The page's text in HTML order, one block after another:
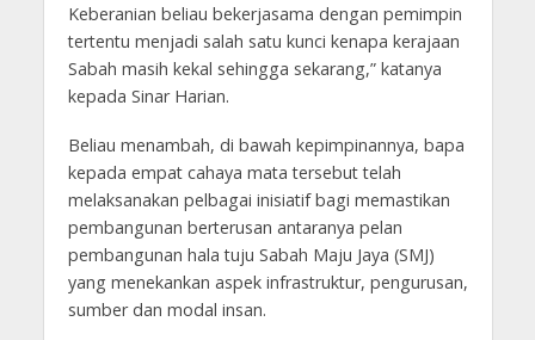
Keberanian beliau bekerjasama dengan pemimpin
tertentu menjadi salah satu kunci kenapa kerajaan
Sabah masih kekal sehingga sekarang,” katanya
kepada Sinar Harian.
Beliau menambah, di bawah kepimpinannya, bapa
kepada empat cahaya mata tersebut telah
melaksanakan pelbagai inisiatif bagi memastikan
pembangunan berterusan antaranya pelan
pembangunan hala tuju Sabah Maju Jaya (SMJ)
yang menekankan aspek infrastruktur, pengurusan,
sumber dan modal insan.